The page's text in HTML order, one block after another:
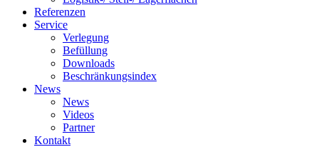
Referenzen
Service
Verlegung
Befüllung
Downloads
Beschränkungsindex
News
News
Videos
Partner
Kontakt